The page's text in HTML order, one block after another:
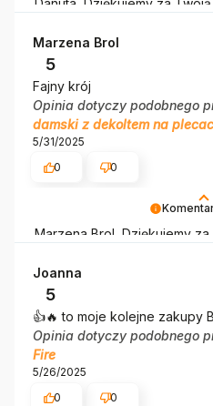
doświadczeniem. Jesteśmy
klientów. Z pozdrowieniami,
Marzena Brol, Dziękujemy
doświadczeniem. Jesteśmy
klientów. Z pozdrowieniami,
Marzena Brol
5
Fajny krój
Opinia dotyczy podobnego
damski z dekoltem na
5/31/2025
0
0
Joanna
5
👍️🔥 to moje kolejne zakupy
Opinia dotyczy podobnego
Fire
5/26/2025
0
0